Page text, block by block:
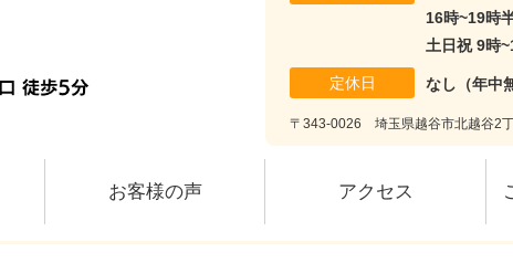
16時~19時
土日祝 9時
定休日 なし（年中
〒343-0026 埼玉県越谷市北越谷2
お客様の声 アクセス